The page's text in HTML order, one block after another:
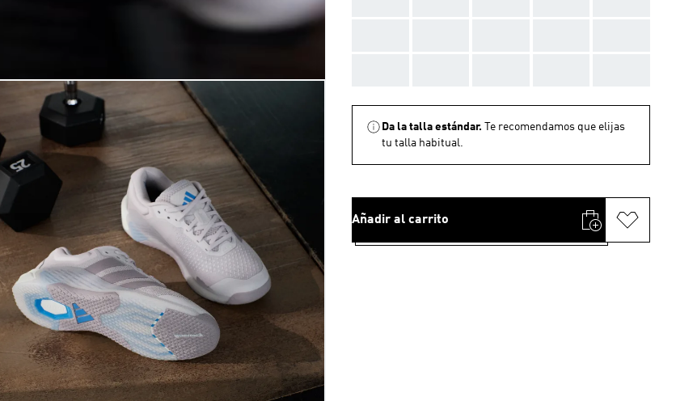
Da la talla estándar.
Te recomendamos que elijas
tu talla habitual.
Añadir al carrito